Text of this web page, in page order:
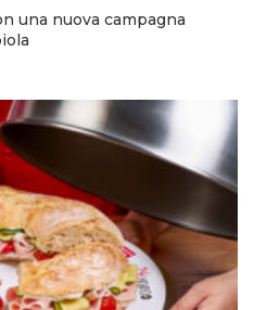
una nuova campagna